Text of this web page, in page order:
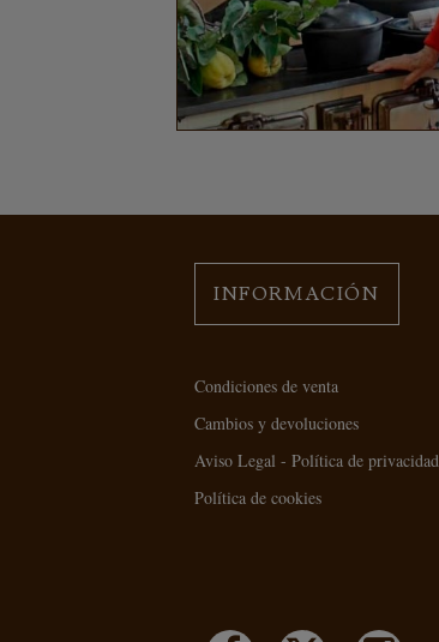
INFORMACIÓN
Condiciones de venta
Cambios y devoluciones
Aviso Legal - Política de privacidad
Política de cookies